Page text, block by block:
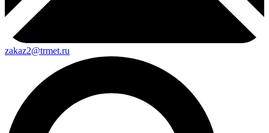
zakaz2@trmet.ru